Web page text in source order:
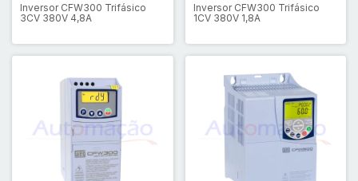
Inversor CFW300 Trifásico
3CV 380V 4,8A
Inversor CFW300 Trifásico
1CV 380V 1,8A